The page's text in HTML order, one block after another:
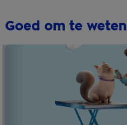
Goed om te weten